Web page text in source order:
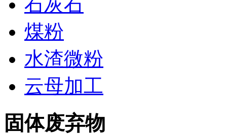
煤粉
水渣微粉
云母加工
固体废弃物